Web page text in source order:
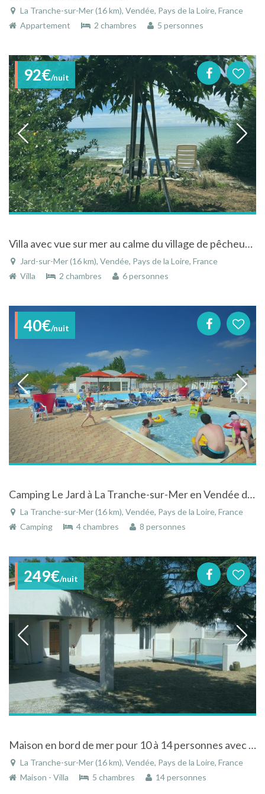
La Tranche-sur-Mer (16 km), Vendée, Pays de la Loire, France
Appartement
2 chambres 5 personnes
92€/nuit
Villa avec vue sur mer au calme du village de pêcheurs de Jard sur mer
Jard-sur-Mer (16 km), Vendée, Pays de la Loire, France
Villa
2 chambres 6 personnes
40€/nuit
Camping Le Jard à La Tranche-sur-Mer en Vendée dans le Pays de la Loire
La Tranche-sur-Mer (16 km), Vendée, Pays de la Loire, France
Camping
4 chambres 8 personnes
249€/nuit
Maison en bord de mer pour 10 à 14 personnes avec Jacuzzi extérieur, la Tranche de mer en Vendée
La Tranche-sur-Mer (16 km), Vendée, Pays de la Loire, France
Maison - Villa
5 chambres 14 personnes